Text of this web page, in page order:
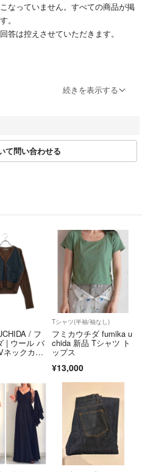
ダメージや極端な使用感は感じられ
感じられます。
使用品であっても一度人の手に渡っ
ご一読お願いいたします。
であっても一度人の手に渡ったもの
よう、下記のような対応を実施した
ます。
除去しています。
ーニングを実施しています。
品説明欄にてご案内しています。
なっていません。すべての商品が掲
。
答は控えさせていただきます。
運輸のネコポスにて配送いたしま
うパックでの配送となります）
間としています。
ため、ご注文品をご用意できない
します。
画像掲載のものが全てです（ハンガ
の有無については、判断が難しい場
ただき、ご不明点はお気軽にご質問
また、何色と明確にお答えするのが
りご判断ください。
ートナーの株式会社KLDによって運
続きを表示する
て問い合わせる
/ フ
| ウール バ
ネックカー
ディース
Tシャツ(半袖/袖なし)
フミカウチダ fumika u
chida 新品 Tシャツ ト
ップス
¥13,000